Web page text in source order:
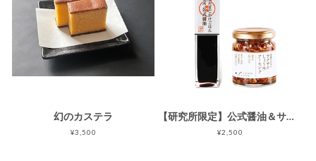
幻のカステラ
¥3,500
【研究所限定】公式醤油＆サクサクしょうゆアーモンドセット
¥2,500